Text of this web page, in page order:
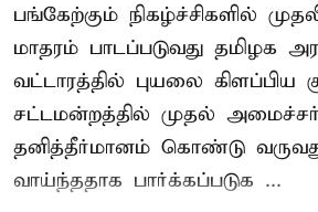
பங்கேற்கும் நிகழ்ச்சிகளில்
மாதரம் பாடப்படுவது தமிழக
வட்டாரத்தில் புயலை கிளப்பிய
சட்டமன்றத்தில் முதல்
தனித்தீர்மானம் கொண்டு
வாய்ந்ததாக பார்க்கப்படுக ...